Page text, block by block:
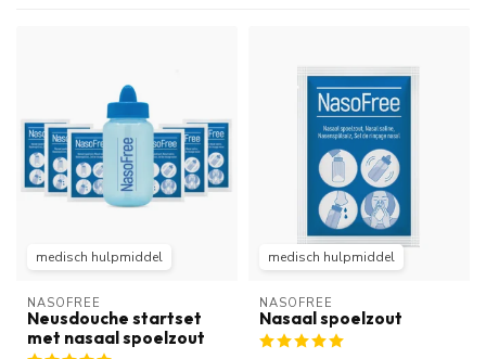
medisch hulpmiddel
NASOFREE
Neusdouche startset
met nasaal spoelzout
medisch hulpmiddel
NASOFREE
Nasaal spoelzout